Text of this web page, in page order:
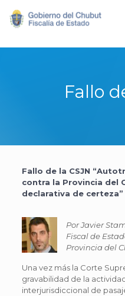
Fallo
Fallo de la CSJN
contra la Provincia del
declarativa de certeza”
Por Javier
Fiscal de
Provincia del
Una vez más la Corte
gravabilidad de la
interjurisdiccional de